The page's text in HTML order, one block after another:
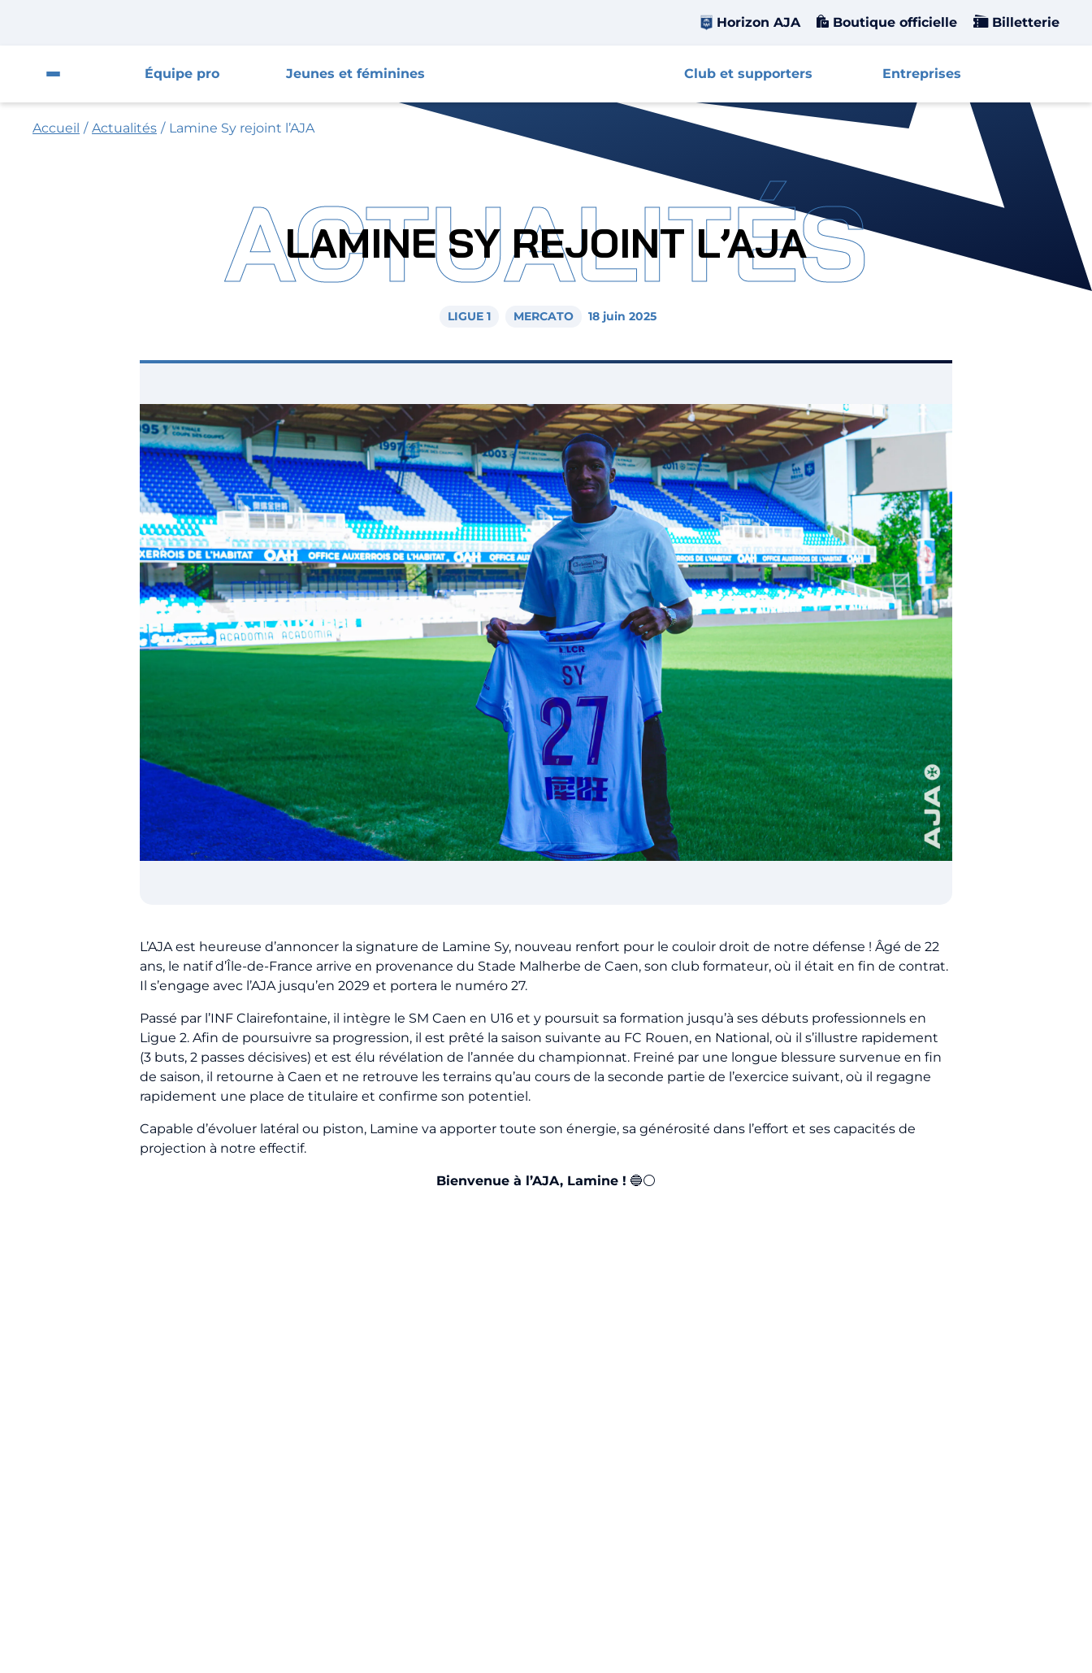
Horizon AJA Boutique officielle Billetterie
Ouvrir le menu du site
Équipe pro Jeunes et féminines Club et supporters Entreprises
Horizon AJA
Boutique officielle
Billetterie
Accueil / Actualités / Lamine Sy rejoint l’AJA
ACTUALITÉS
LAMINE SY REJOINT L’AJA
LIGUE 1 MERCATO 18 juin 2025
L’AJA est heureuse d’annoncer la signature de Lamine Sy, nouveau renfort pour le couloir droit de notre défense ! Âgé de 22
ans, le natif d’Île-de-France arrive en provenance du Stade Malherbe de Caen, son club formateur, où il était en fin de contrat.
Il s’engage avec l’AJA jusqu’en 2029 et portera le numéro 27.
Passé par l’INF Clairefontaine, il intègre le SM Caen en U16 et y poursuit sa formation jusqu’à ses débuts professionnels en
Ligue 2. Afin de poursuivre sa progression, il est prêté la saison suivante au FC Rouen, en National, où il s’illustre rapidement
(3 buts, 2 passes décisives) et est élu révélation de l’année du championnat. Freiné par une longue blessure survenue en fin
de saison, il retourne à Caen et ne retrouve les terrains qu’au cours de la seconde partie de l’exercice suivant, où il regagne
rapidement une place de titulaire et confirme son potentiel.
Capable d’évoluer latéral ou piston, Lamine va apporter toute son énergie, sa générosité dans l’effort et ses capacités de
projection à notre effectif.
Bienvenue à l’AJA, Lamine ! 🔵⚪